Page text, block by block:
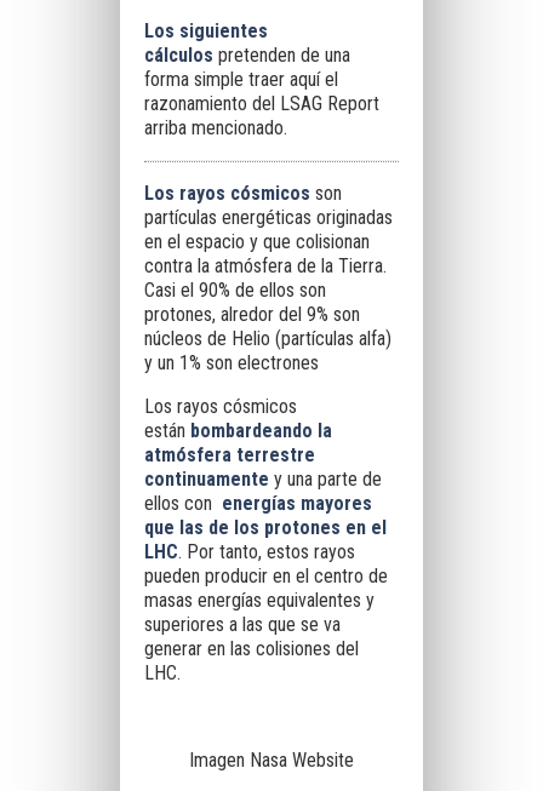
Los siguientes
cálculos pretenden de una
forma simple traer aquí el
razonamiento del LSAG Report
arriba mencionado.
Los rayos cósmicos son
partículas energéticas originadas
en el espacio y que colisionan
contra la atmósfera de la Tierra.
Casi el 90% de ellos son
protones, alredor del 9% son
núcleos de Helio (partículas alfa)
y un 1% son electrones
Los rayos cósmicos
están bombardeando la
atmósfera terrestre
continuamente y una parte de
ellos con energías mayores
que las de los protones en el
LHC. Por tanto, estos rayos
pueden producir en el centro de
masas energías equivalentes y
superiores a las que se va
generar en las colisiones del
LHC.
Imagen Nasa Website